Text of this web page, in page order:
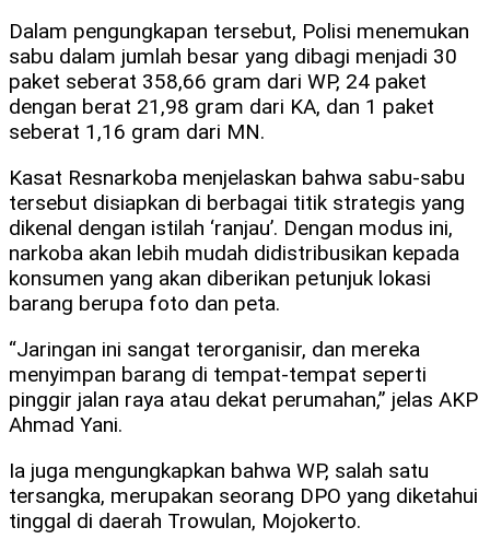
Dalam pengungkapan tersebut, Polisi menemukan
sabu dalam jumlah besar yang dibagi menjadi 30
paket seberat 358,66 gram dari WP, 24 paket
dengan berat 21,98 gram dari KA, dan 1 paket
seberat 1,16 gram dari MN.
Kasat Resnarkoba menjelaskan bahwa sabu-sabu
tersebut disiapkan di berbagai titik strategis yang
dikenal dengan istilah ‘ranjau’. Dengan modus ini,
narkoba akan lebih mudah didistribusikan kepada
konsumen yang akan diberikan petunjuk lokasi
barang berupa foto dan peta.
“Jaringan ini sangat terorganisir, dan mereka
menyimpan barang di tempat-tempat seperti
pinggir jalan raya atau dekat perumahan,” jelas AKP
Ahmad Yani.
Ia juga mengungkapkan bahwa WP, salah satu
tersangka, merupakan seorang DPO yang diketahui
tinggal di daerah Trowulan, Mojokerto.